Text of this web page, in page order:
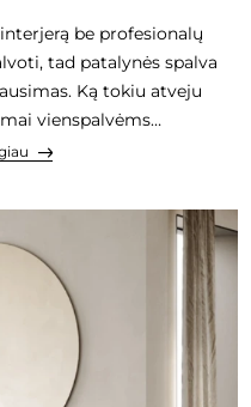
be profesionalų
tad patalynės spalva
Ką tokiu atveju
vienspalvėms